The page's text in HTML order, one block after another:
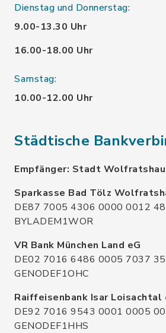
Dienstag und Donnerstag:
9.00-13.30 Uhr
16.00-18.00 Uhr
Samstag:
10.00-12.00 Uhr
Städtische
Empfänger: Stadt
Sparkasse Bad Tölz
DE87 7005 4306 0000 0012 48
BYLADEM1WOR
VR Bank München Land eG
DE02 7016 6486 0005 7037 35
GENODEF1OHC
Raiffeisenbank Isar Loisachtal
DE92 7016 9543 0001 0005 00
GENODEF1HHS